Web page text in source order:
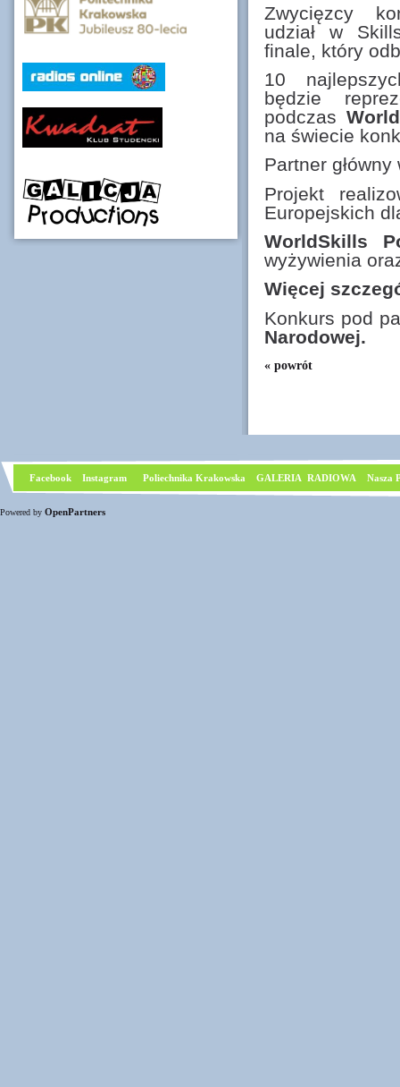
Zwycięzcy
udział w
finale, który
10
będzie
podczas
na świecie
Partner
Projekt
Europejskich
WorldSkills
wyżywienia
Więcej
Konkurs pod
Narodowej.
« powrót
Facebook Instagram Poliechnika Krakowska GALERIA RADIOWA Nasza
Powered by OpenPartners